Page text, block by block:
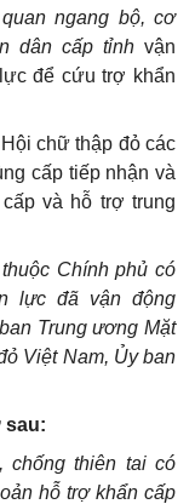
ngang bộ, cơ
dân cấp tỉnhvận
để cứu trợ khẩn
chữ thập đỏ các
cấp tiếp nhận và
và hỗ trợ trung
Chính phủ có
lực đã vận động
Trung ương Mặt
Việt Nam, Ủy ban
sau:
chống thiên tai có
hỗ trợ khẩn cấp